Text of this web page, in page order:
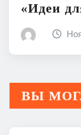
«Идеи
ВЫ